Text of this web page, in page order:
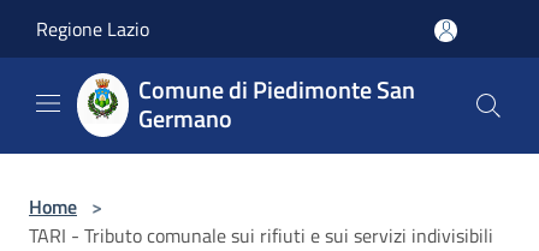
Regione Lazio
Comune di Piedimonte San
Germano
Home >
TARI - Tributo comunale sui rifiuti e sui servizi indivisibili